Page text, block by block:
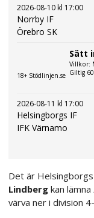
2026-08-10 kl 17:00
Norrby IF
Örebro SK
18+ Stödlinjen.se
Sätt
Villkor:
Giltig
2026-08-11 kl 17:00
Helsingborgs IF
IFK Värnamo
Det är
Lindberg kan lämna
värva ner i division